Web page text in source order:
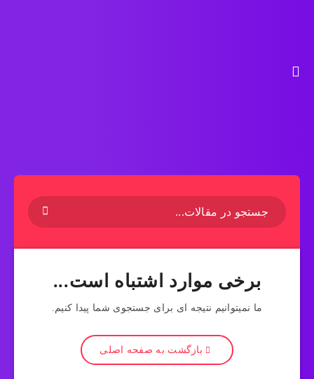
برخی موارد اشتباه است...
ما نمیتوانیم نتیجه ای برای جستجوی شما پیدا کنیم.
بازگشت به صفحه اصلی